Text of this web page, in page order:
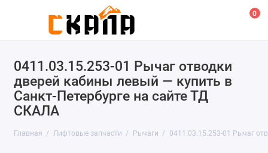
0
0411.03.15.253-01 Рычаг отводки
дверей кабины левый — купить в
Санкт-Петербурге на сайте ТД
СКАЛА
Главная Лифтовые запчасти Рычаги 0411.03.15.253-01 Рычаг